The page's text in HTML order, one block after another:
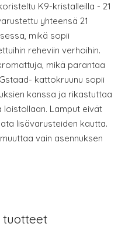
K9-kristalleilla - 21
yhteensä 21
mikä sopii
reheviin verhoihin.
mikä parantaa
kattokruunu sopii
kanssa ja rikastuttaa
Lamput eivät
lisävarusteiden kautta.
vain asennuksen
tuotteet